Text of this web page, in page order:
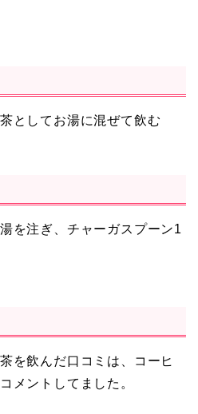
としてお湯に混ぜて飲む
を注ぎ、チャーガスプーン1
を飲んだ口コミは、コーヒ
メントしてました。